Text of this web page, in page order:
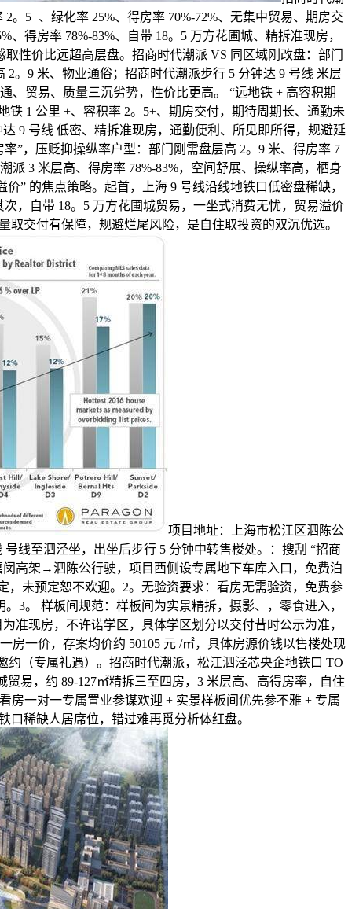
。5+、绿化率 25%、得房率 70%-72%、无集中贸易、期房交
、得房率 78%-83%、自带 18。5 万方花圃城、精拆准现房，
性价比远超高层盘。招商时代潮派 VS 同区域刚改盘：部门
。9 米、物业通俗；招商时代潮派步行 5 分钟达 9 号线 米层
、贸易、质量三沉劣势，性价比更高。 “远地铁 + 高容积期
铁 1 公里 +、容积率 2。5+、期房交付，期待周期长、通勤未
9 号线 低密、精拆准现房，通勤便利、所见即所得，规避延
”，压贬抑操纵率户型：部门刚需盘层高 2。9 米、得房率 7
派 3 米层高、得房率 78%-83%，空间舒展、操纵率高，栖身
” 的焦点策略。起首，上海 9 号线沿线地铁口低密盘稀缺，
，自带 18。5 万方花圃城贸易，一坐式消费无忧，贸易溢价
取交付有保障，规避烂尾风险，是自住取投资的双沉优选。
项目地址：上海市松江区泗陈公
线至泗泾坐，出坐后步行 5 分钟中转售楼处。：搜刮 “招商
高架→泗陈公行驶，项目西侧设专属地下车库入口，免费泊
，未预定恕不欢迎。2。无验资要求：看房无需验资，免费参
3。 样板间规范：样板间为实景精拆，摄影、，零食进入，
准现房，不许诺学区，具体学区划分以交付昔时公示为准，
房一价，存案均价约 50105 元 /㎡，具体房源价钱以售楼处现
约（专属礼遇）。招商时代潮派，松江泗泾芯央企地铁口 TO
易，约 89-127㎡精拆三至四房，3 米层高、高得房率，自住
房一对一专属置业参谋欢迎 + 实景样板间优先参不雅 + 专属
口稀缺人居席位，错过难再觅分析体红盘。